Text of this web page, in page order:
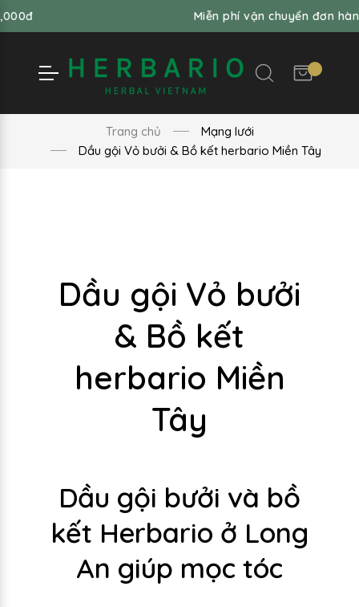
Miễn phí vận chuyển đơn hàng từ
Trang chủ
Mạng lưới
Dầu gội Vỏ bưởi & Bồ kết herbario Miền Tây
Dầu gội Vỏ bưởi
& Bồ kết
herbario Miền
Tây
Dầu gội bưởi và bồ
kết Herbario ở Long
An giúp mọc tóc